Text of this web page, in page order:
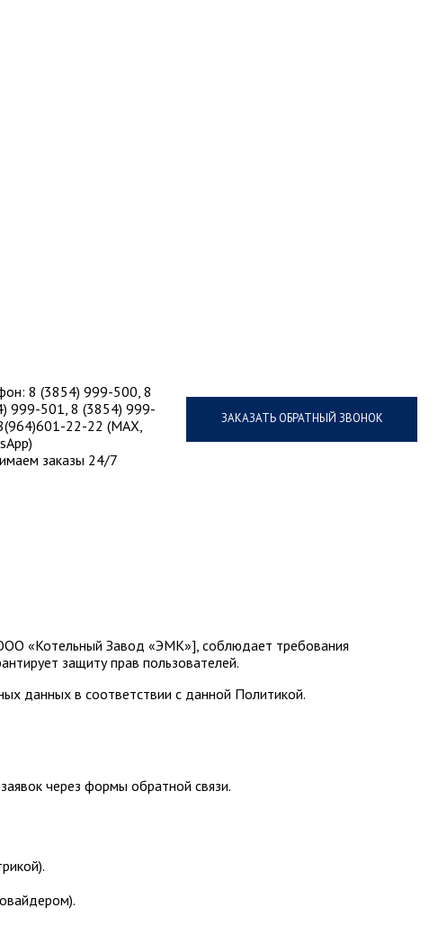
8 (3854) 999-500, 8
999-501, 8 (3854) 999-
22-22 (MAX,
заказы 24/7
ЗАКАЗАТЬ ОБРАТНЫЙ ЗВОНОК
«Котельный Завод «ЭМК»], соблюдает требования
защиту прав пользователей.
данных в соответствии с данной Политикой.
через формы обратной связи.